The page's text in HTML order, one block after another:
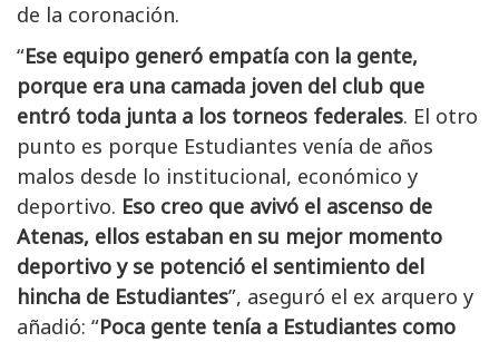
de la coronación.
“Ese equipo generó empatía con la gente,
porque era una camada joven del club que
entró toda junta a los torneos federales. El otro
punto es porque Estudiantes venía de años
malos desde lo institucional, económico y
deportivo. Eso creo que avivó el ascenso de
Atenas, ellos estaban en su mejor momento
deportivo y se potenció el sentimiento del
hincha de Estudiantes”, aseguró el ex arquero y
añadió: “Poca gente tenía a Estudiantes como